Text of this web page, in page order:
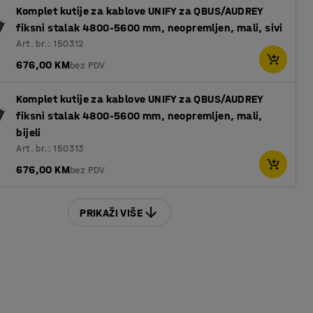
Komplet kutije za kablove UNIFY za QBUS/AUDREY
fiksni stalak 4800-5600 mm, neopremljen, mali, sivi
Art. br.: 150312
676,00 KMbez PDV
Komplet kutije za kablove UNIFY za QBUS/AUDREY
fiksni stalak 4800-5600 mm, neopremljen, mali,
bijeli
Art. br.: 150313
676,00 KMbez PDV
PRIKAŽI VIŠE